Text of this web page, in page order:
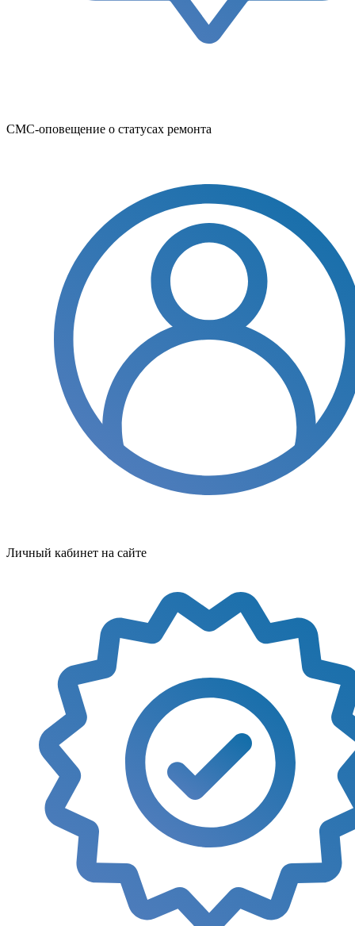
СМС-оповещение о статусах ремонта
Личный кабинет на сайте